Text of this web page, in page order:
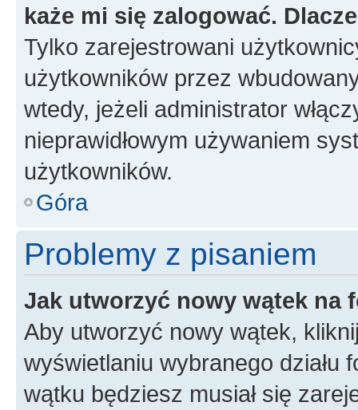
każe mi się zalogować.
Tylko zarejestrowani
użytkowników przez
wtedy, jeżeli administrator
nieprawidłowym używaniem
użytkowników.
Góra
Problemy z pisaniem
Jak utworzyć nowy wątek na
Aby utworzyć nowy wątek,
wyświetlaniu wybranego działu
wątku będziesz musiał się